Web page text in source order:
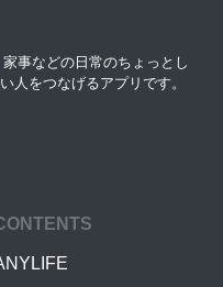
事などの日常のちょっとし
人をつなげるアプリです。